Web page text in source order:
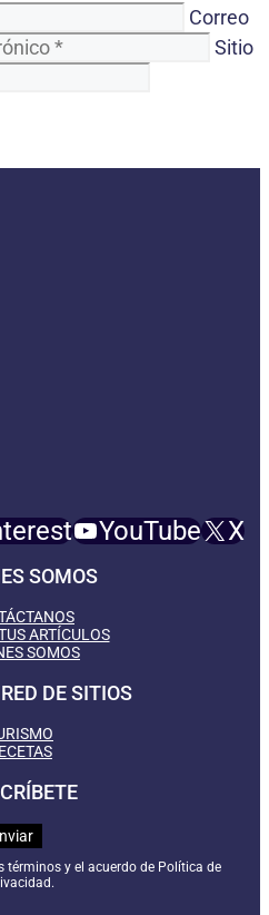
Correo
Sitio
YouTube X
SOMOS
ARTÍCULOS
SOMOS
DE SITIOS
términos y el acuerdo de Política de